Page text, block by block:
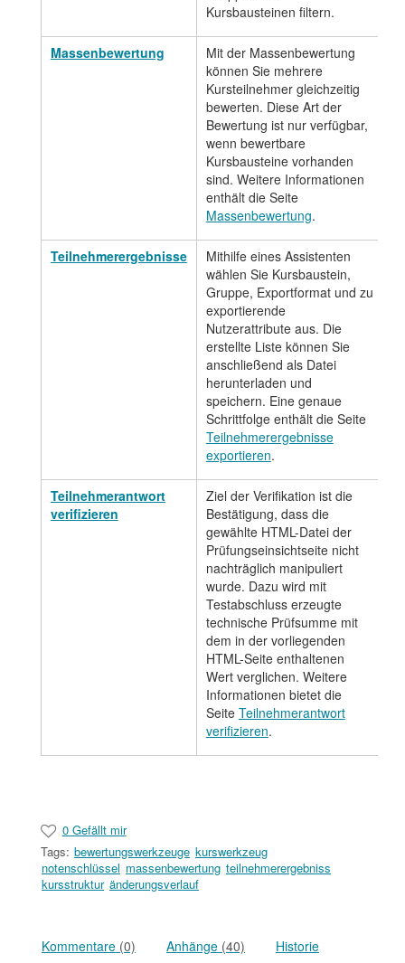
Kursbausteinen filtern.
Massenbewertung
Mit der Massenbewertung
können Sie mehrere
Kursteilnehmer gleichzeitig
bewerten. Diese Art der
Bewertung ist nur verfügbar,
wenn bewertbare
Kursbausteine vorhanden
sind. Weitere Informationen
enthält die Seite
Massenbewertung.
Teilnehmerergebnisse
Mithilfe eines Assistenten
wählen Sie Kursbaustein,
Gruppe, Exportformat und zu
exportierende
Nutzerattribute aus. Die
erstellte Liste können Sie
anschließend als Datei
herunterladen und
speichern. Eine genaue
Schrittfolge enthält die Seite
Teilnehmerergebnisse
exportieren.
Teilnehmerantwort
verifizieren
Ziel der Verifikation ist die
Bestätigung, dass die
gewählte HTML-Datei der
Prüfungseinsichtseite nicht
nachträglich manipuliert
wurde. Dazu wird mit
Testabschluss erzeugte
technische Prüfsumme mit
dem in der vorliegenden
HTML-Seite enthaltenen
Wert verglichen. Weitere
Informationen bietet die
Seite Teilnehmerantwort
verifizieren.
0 Gefällt mir
Tags: bewertungswerkzeuge kurswerkzeug
notenschlüssel massenbewertung teilnehmerergebniss
kursstruktur änderungsverlauf
Kommentare (0) Anhänge (40) Historie